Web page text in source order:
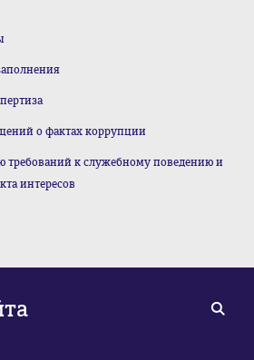
о фактах коррупции
требований к служебному поведению и
интересов